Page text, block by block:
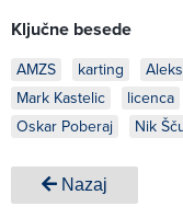
Ključne besede
AMZS karting
Mark Kastelic
licenca
Oskar Poberaj
Nik
Nazaj